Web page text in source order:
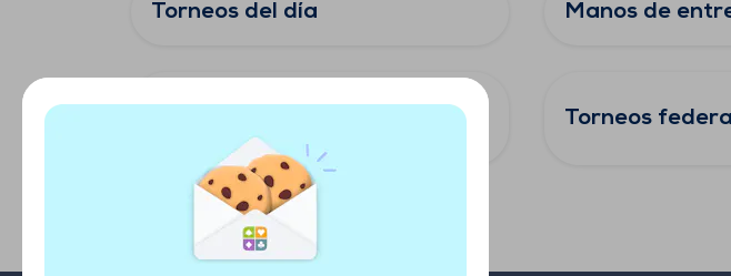
Torneos del día Manos de
Módulo de introducción al
Torneos